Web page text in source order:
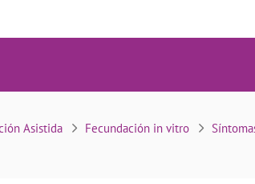
Primera Fiv y sus síntomas
25
Asistida Fecundación in vitro